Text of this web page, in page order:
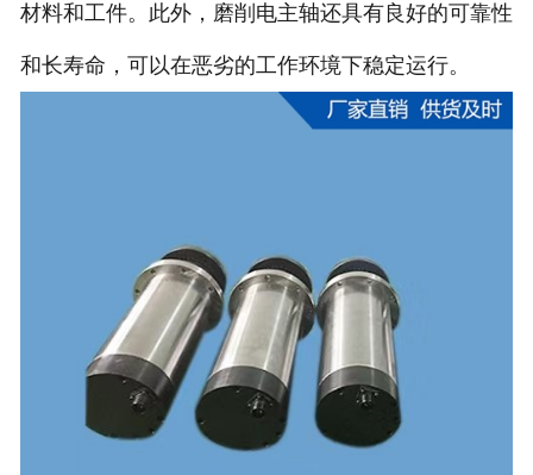
材料和工件。此外，磨削电主轴还具有良好的可靠性
和长寿命，可以在恶劣的工作环境下稳定运行。